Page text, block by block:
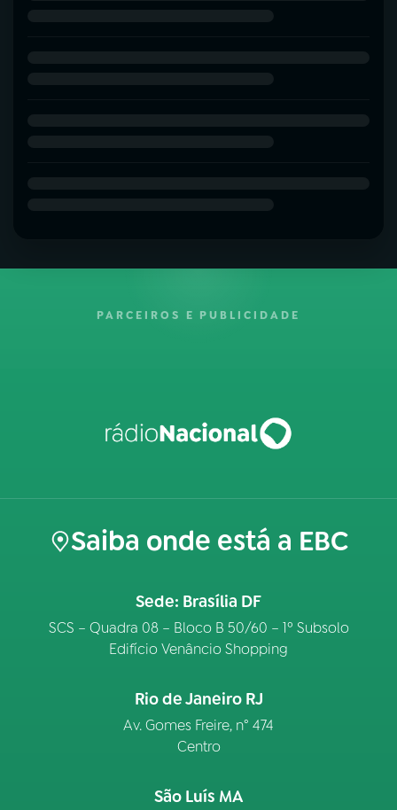
PARCEIROS E PUBLICIDADE
Saiba onde está a EBC
Sede: Brasília DF
SCS – Quadra 08 – Bloco B 50/60 – 1º Subsolo
Edifício Venâncio Shopping
Rio de Janeiro RJ
Av. Gomes Freire, n° 474
Centro
São Luís MA